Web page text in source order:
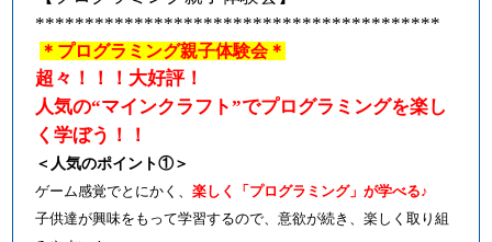
*****************************************
＊プログラミング親子体験会＊
超々！！！大好評！
人気の“マインクラフト”でプログラミングを楽し
く学ぼう！！
＜人気のポイント①＞
ゲーム感覚でとにかく、楽しく「プログラミング」が学べる♪
子供達が興味をもって学習するので、意欲が続き、楽しく取り組